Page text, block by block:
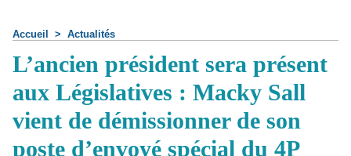
Accueil > Actualités
L’ancien président sera présent
aux Législatives : Macky Sall
vient de démissionner de son
poste d’envoyé spécial du 4P